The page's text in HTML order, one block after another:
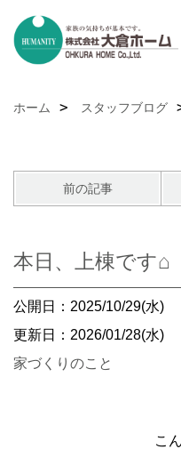
ホーム スタッフブログ
前の記事
本日、上棟です⌂
公開日：2025/10/29(水)
更新日：2026/01/28(水)
家づくりのこと
こ